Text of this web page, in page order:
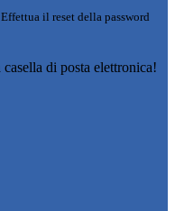
il reset della password
di posta elettronica!